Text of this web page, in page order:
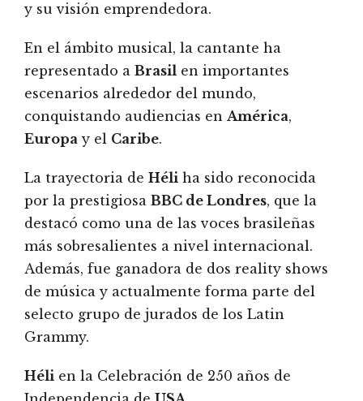
y su visión emprendedora.
En el ámbito musical, la cantante ha
representado a Brasil en importantes
escenarios alrededor del mundo,
conquistando audiencias en América,
Europa y el Caribe.
La trayectoria de Héli ha sido reconocida
por la prestigiosa BBC de Londres, que la
destacó como una de las voces brasileñas
más sobresalientes a nivel internacional.
Además, fue ganadora de dos reality shows
de música y actualmente forma parte del
selecto grupo de jurados de los Latin
Grammy.
Héli en la Celebración de 250 años de